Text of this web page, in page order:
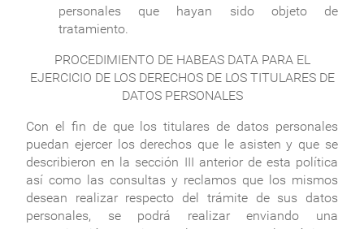
personales que hayan sido objeto de
tratamiento.
PROCEDIMIENTO DE HABEAS DATA PARA EL
EJERCICIO DE LOS DERECHOS DE LOS TITULARES DE
DATOS PERSONALES
Con el fin de que los titulares de datos personales
puedan ejercer los derechos que le asisten y que se
describieron en la sección III anterior de esta política
así como las consultas y reclamos que los mismos
desean realizar respecto del trámite de sus datos
personales, se podrá realizar enviando una